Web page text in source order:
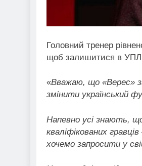
Головний тренер
щоб залишитися в
«Вважаю, що «Верес»
змінити український
Напевно усі знають,
кваліфікованих
хочемо запросити у